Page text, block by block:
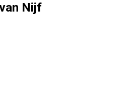
Nijf